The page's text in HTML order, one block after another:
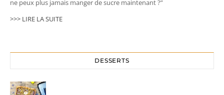
ne peux plus jamais manger de sucre maintenant ?”
>>> LIRE LA SUITE
DESSERTS